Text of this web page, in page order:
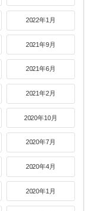
2022年1月
2021年9月
2021年6月
2021年2月
2020年10月
2020年7月
2020年4月
2020年1月